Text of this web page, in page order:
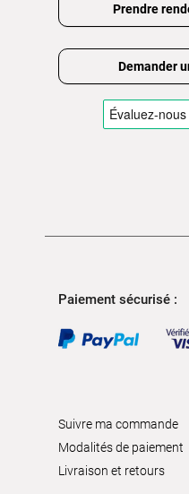
Prendre
Demander
Paiement sécurisé :
Suivre ma commande
Modalités de paiement
Livraison et retours